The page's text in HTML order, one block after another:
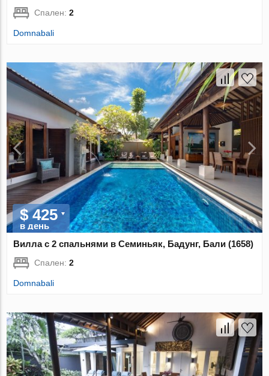
Спален:2
Domnabali
$ 425
в день
Вилла с 2 спальнями в Семиньяк, Бадунг, Бали (1658)
Спален:2
Domnabali